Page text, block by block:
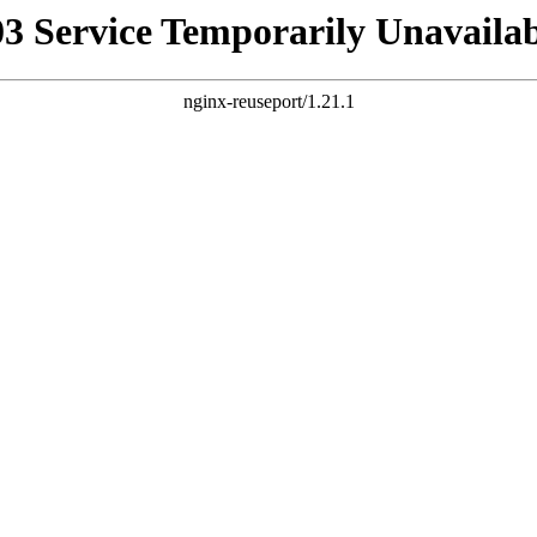
Service Temporarily
nginx-reuseport/1.21.1